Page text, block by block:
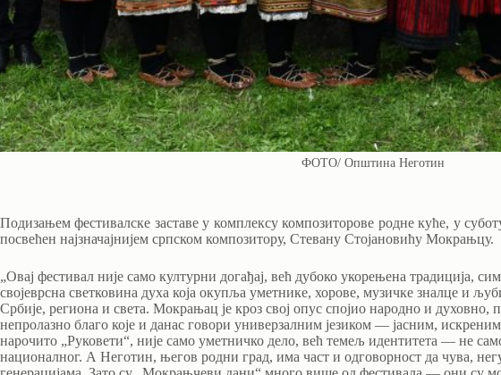
ФОТО/ Општина Неготин
Подизањем фестивалске заставе у комплексу композиторове родне куће, у
посвећен најзначајнијем српском композитору, Стевану Стојановићу Мокрањцу.
„Овај фестивал није само културни догађај, већ дубоко укорењена традиција,
својеврсна светковина духа која окупља уметнике, хорове, музичке зналце и
Србије, региона и света. Мокрањац је кроз свој опус спојио народно и духовно,
непролазно благо које и данас говори универзалним језиком — јасним,
нарочито „Руковети“, није само уметничко дело, већ темељ идентитета — не
националног. А Неготин, његов родни град, има част и одговорност да чува,